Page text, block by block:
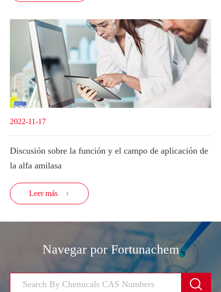
2022-11-17
Discusión sobre la función y el campo de aplicación de
la alfa amilasa
Leer más 
Navegar por Fortunachem
